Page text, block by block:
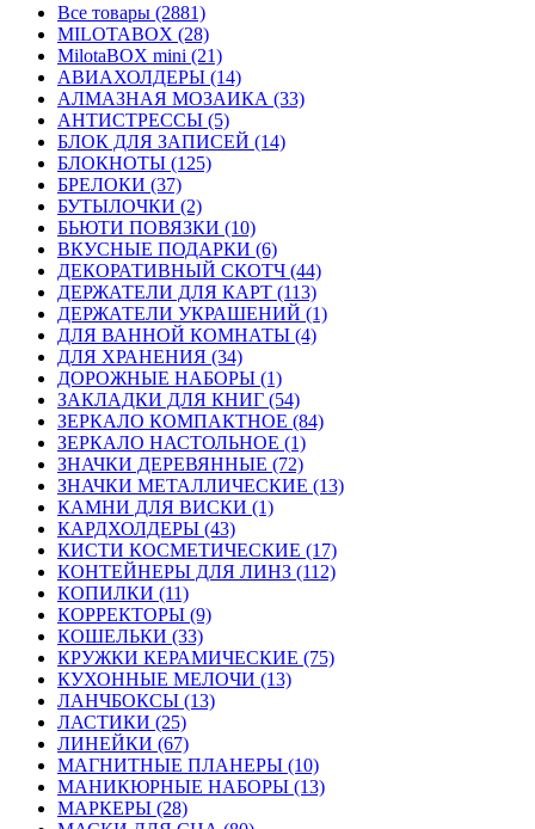
Все товары (2881)
MILOTABOX (28)
MilotaBOX mini (21)
АВИАХОЛДЕРЫ (14)
АЛМАЗНАЯ МОЗАИКА (33)
АНТИСТРЕССЫ (5)
БЛОК ДЛЯ ЗАПИСЕЙ (14)
БЛОКНОТЫ (125)
БРЕЛОКИ (37)
БУТЫЛОЧКИ (2)
БЬЮТИ ПОВЯЗКИ (10)
ВКУСНЫЕ ПОДАРКИ (6)
ДЕКОРАТИВНЫЙ СКОТЧ (44)
ДЕРЖАТЕЛИ ДЛЯ КАРТ (113)
ДЕРЖАТЕЛИ УКРАШЕНИЙ (1)
ДЛЯ ВАННОЙ КОМНАТЫ (4)
ДЛЯ ХРАНЕНИЯ (34)
ДОРОЖНЫЕ НАБОРЫ (1)
ЗАКЛАДКИ ДЛЯ КНИГ (54)
ЗЕРКАЛО КОМПАКТНОЕ (84)
ЗЕРКАЛО НАСТОЛЬНОЕ (1)
ЗНАЧКИ ДЕРЕВЯННЫЕ (72)
ЗНАЧКИ МЕТАЛЛИЧЕСКИЕ (13)
КАМНИ ДЛЯ ВИСКИ (1)
КАРДХОЛДЕРЫ (43)
КИСТИ КОСМЕТИЧЕСКИЕ (17)
КОНТЕЙНЕРЫ ДЛЯ ЛИНЗ (112)
КОПИЛКИ (11)
КОРРЕКТОРЫ (9)
КОШЕЛЬКИ (33)
КРУЖКИ КЕРАМИЧЕСКИЕ (75)
КУХОННЫЕ МЕЛОЧИ (13)
ЛАНЧБОКСЫ (13)
ЛАСТИКИ (25)
ЛИНЕЙКИ (67)
МАГНИТНЫЕ ПЛАНЕРЫ (10)
МАНИКЮРНЫЕ НАБОРЫ (13)
МАРКЕРЫ (28)